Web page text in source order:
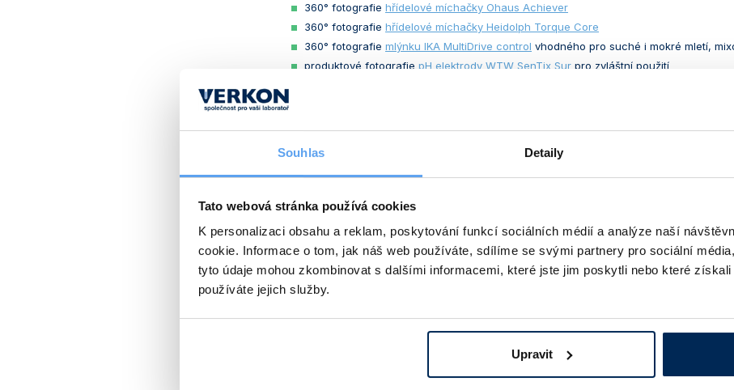
Souhlas Detaily
Tato webová stránka používá cookies
K personalizaci obsahu a reklam, poskytování funkcí sociálních médií a analýze naší
cookie. Informace o tom, jak náš web používáte, sdílíme se svými partnery pro sociální
tyto údaje mohou zkombinovat s dalšími informacemi, které jste jim poskytli nebo které
používáte jejich služby.
Upravit
360° fotografie hřídelové míchačky Ohaus Achiever
360° fotografie hřídelové míchačky Heidolph Torque Core
360° fotografie mlýnku IKA MultiDrive control vhodného pro suché i mokré mletí,
produktové fotografie pH elektrody WTW SenTix Sur pro zvláštní použití
orientačního lihoměru s teploměrem
produktové fotografieprovozního cukroměru bez teploměru
produktové fotografie
Obrazová galerie produktových novinek: